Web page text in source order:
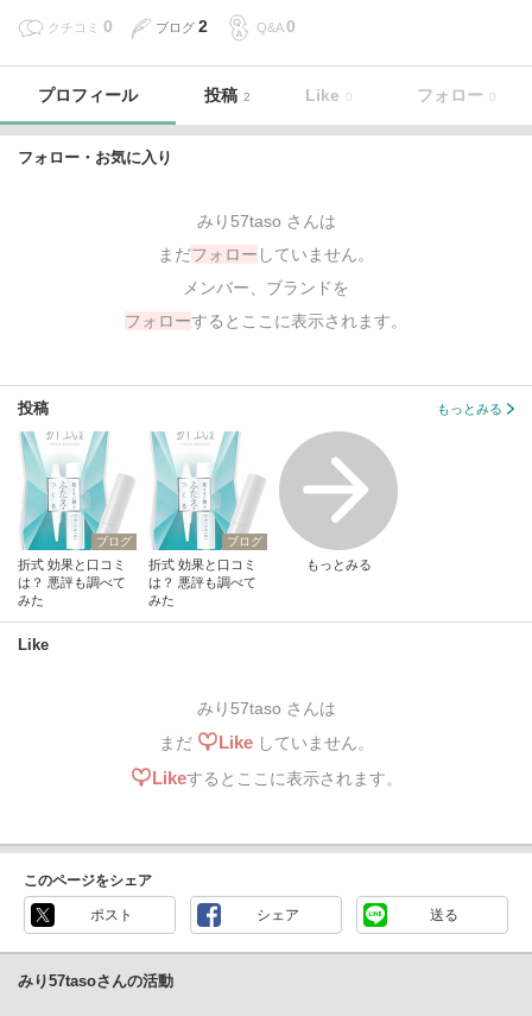
クチコミ 0 ブログ 2 Q&A 0
プロフィール 投稿 2 Like 0 フォロー 0
フォロー・お気に入り
みり57taso さんは
まだフォロー していません。
メンバー、ブランドを
フォローするとここに表示されます。
投稿 もっとみる
ブログ
折式 効果と口コミ
は？ 悪評も調べて
みた
ブログ
折式 効果と口コミ
は？ 悪評も調べて
みた
もっとみる
Like
みり57taso さんは
まだ
Likeしていません。
Likeするとここに表示されます。
このページをシェア
ポスト シェア 送る
みり57tasoさんの活動